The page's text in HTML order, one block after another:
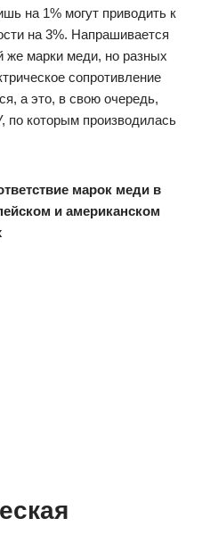
на 1% могут приводить к
на 3%. Напрашивается
же марки меди, но разных
сопротивление
а это, в свою очередь,
по которым производилась
марок меди в
и американском